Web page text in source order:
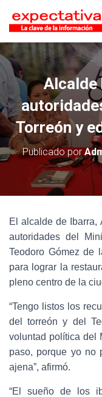
Alcalde
Torreón y
Publicado por
El alcalde de
autoridades del
Teodoro Gómez de
para lograr la
pleno centro de la
“Tengo listos los
del torreón y del
voluntad política del
paso, porque yo no
ajena”, afirmó.
“El sueño de los